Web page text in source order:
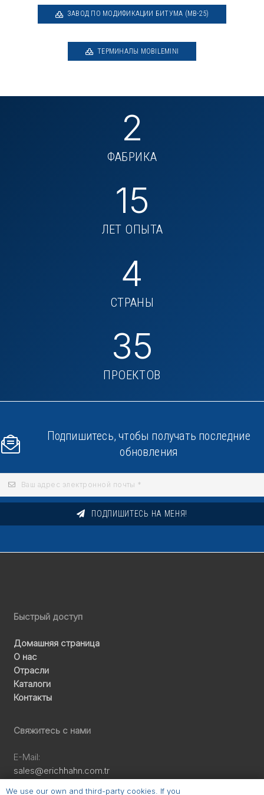
ЗАВОД ПО МОДИФИКАЦИИ БИТУМА (MB-25)
ТЕРМИНАЛЫ MOBILEMINI
2
ФАБРИКА
15
ЛЕТ ОПЫТА
4
СТРАНЫ
35
ПРОЕКТОВ
Подпишитесь, чтобы получать последние
обновления
ПОДПИШИТЕСЬ НА МЕНЯ!
Быстрый доступ
Домашняя страница
О нас
Отрасли
Каталоги
Контакты
Свяжитесь с нами
E-Mail:
sales@erichhahn.com.tr
We use our own and third-party cookies. If you